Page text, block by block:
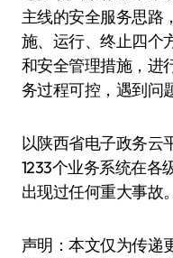
主线的安全服务思路
施、运行、终止四个
和安全管理措施，进
务过程可控，遇到问
以陕西省电子政务云
1233个业务系统在各
出现过任何重大事故。
声明：本文仅为传递